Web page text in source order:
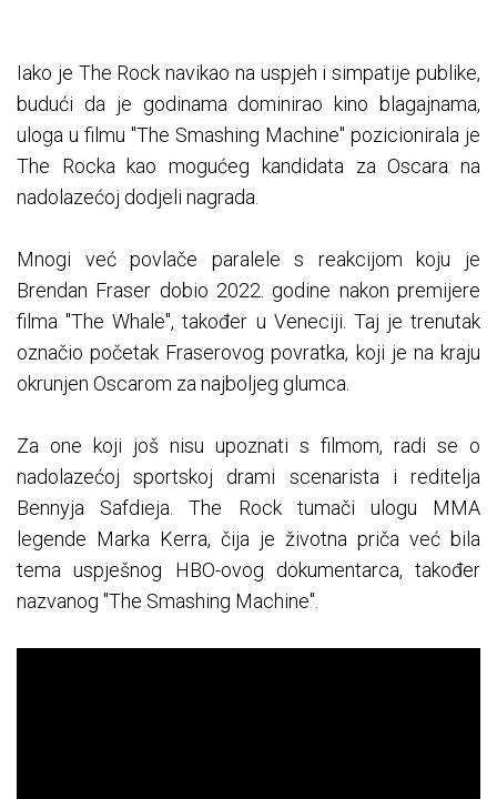
Iako je The Rock navikao na uspjeh i simpatije publike,
budući da je godinama dominirao kino blagajnama,
uloga u filmu "The Smashing Machine" pozicionirala je
The Rocka kao mogućeg kandidata za Oscara na
nadolazećoj dodjeli nagrada.
Mnogi već povlače paralele s reakcijom koju je
Brendan Fraser dobio 2022. godine nakon premijere
filma "The Whale", također u Veneciji. Taj je trenutak
označio početak Fraserovog povratka, koji je na kraju
okrunjen Oscarom za najboljeg glumca.
Za one koji još nisu upoznati s filmom, radi se o
nadolazećoj sportskoj drami scenarista i reditelja
Bennyja Safdieja. The Rock tumači ulogu MMA
legende Marka Kerra, čija je životna priča već bila
tema uspješnog HBO-ovog dokumentarca, također
nazvanog "The Smashing Machine".